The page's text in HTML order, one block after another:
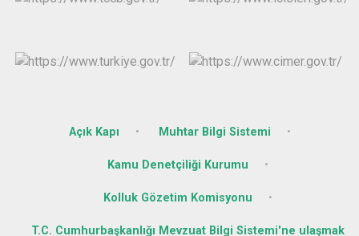
Açık Kapı Muhtar Bilgi Sistemi
Kamu Denetçiliği Kurumu
Kolluk Gözetim Komisyonu
T.C. Cumhurbaşkanlığı Mevzuat Bilgi Sistemi'ne ulaşmak